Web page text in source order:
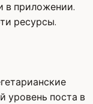
в приложении.
ресурсы.
уровень поста в